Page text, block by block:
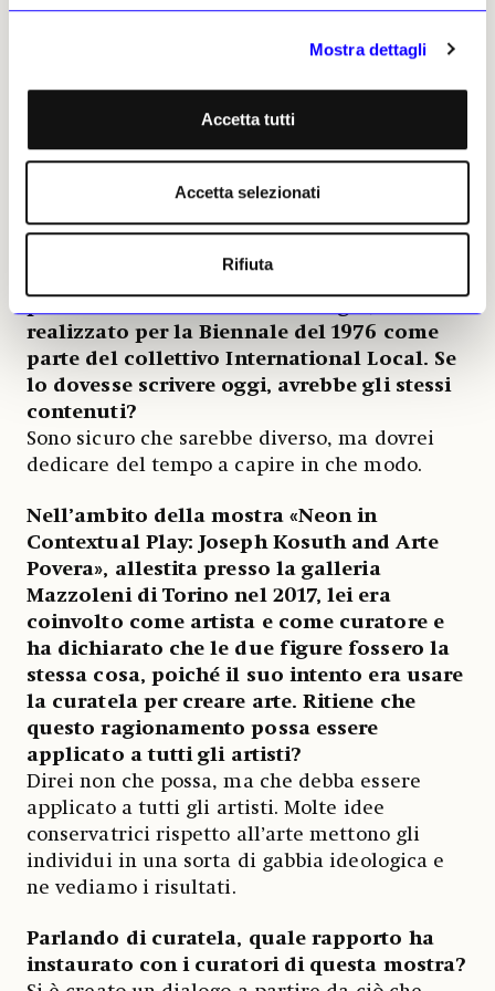
Mostra dettagli
Accetta tutti
Accetta selezionati
Rifiuta
istituzionalizzazione mi ha conferito una
sorta di autorità superiore, che ha messo la
Questa svolta le è piaciuta?
No, all’inizio era tutto più divertente. Creare
farne esperienza lo è altrettanto, mentre
l’aspetto istituzionale è più gravoso.
realizzato per la Biennale del 1976 come
parte del collettivo International Local. Se
lo dovesse scrivere oggi, avrebbe gli stessi
contenuti?
Sono sicuro che sarebbe diverso, ma dovrei
dedicare del tempo a capire in che modo.
Nell’ambito della mostra «Neon in
Contextual Play: Joseph Kosuth and Arte
Povera», allestita presso la galleria
Mazzoleni di Torino nel 2017, lei era
coinvolto come artista e come curatore e
ha dichiarato che le due figure fossero la
stessa cosa, poiché il suo intento era usare
la curatela per creare arte. Ritiene che
questo ragionamento possa essere
applicato a tutti gli artisti?
Direi non che possa, ma che debba essere
applicato a tutti gli artisti. Molte idee
conservatrici rispetto all’arte mettono gli
individui in una sorta di gabbia ideologica e
ne vediamo i risultati.
Parlando di curatela, quale rapporto ha
instaurato con i curatori di questa mostra?